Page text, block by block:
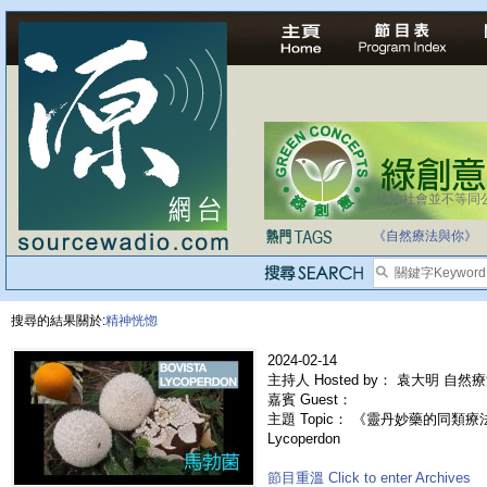
法治社會並不等同
《自然療法與你》
搜尋的結果關於:精神恍惚
2024-02-14
主持人 Hosted by： 袁大明 自然
嘉賓 Guest：
主題 Topic： 《靈丹妙藥的同類
Lycoperdon
節目重溫 Click to enter Archives